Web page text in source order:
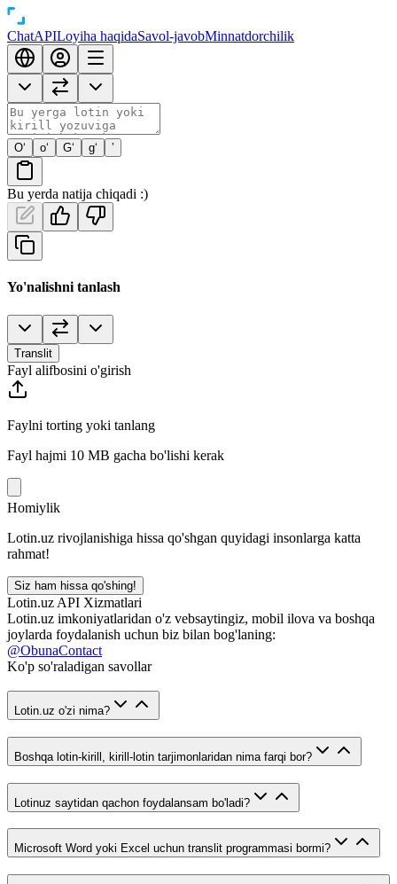
ChatAPILoyiha haqidaSavol-javobMinnatdorchilik
O‘ o‘ G‘ g‘ ’
Bu yerda natija chiqadi :)
Yo'nalishni tanlash
Translit
Fayl alifbosini o'girish
Faylni torting yoki tanlang
Fayl hajmi 10 MB gacha bo'lishi kerak
Homiylik
Lotin.uz rivojlanishiga hissa qo'shgan quyidagi insonlarga katta
rahmat!
Siz ham hissa qo'shing!
Lotin.uz API Xizmatlari
Lotin.uz imkoniyatlaridan o'z vebsaytingiz, mobil ilova va boshqa
joylarda foydalanish uchun biz bilan bog'laning:
@ObunaContact
Ko'p so'raladigan savollar
Lotin.uz o'zi nima?
Boshqa lotin-kirill, kirill-lotin tarjimonlaridan nima farqi bor?
Lotinuz saytidan qachon foydalansam bo'ladi?
Microsoft Word yoki Excel uchun translit programmasi bormi?